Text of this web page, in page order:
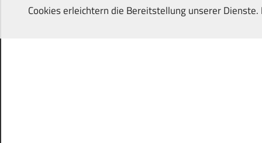
Zum
Cookies erleichtern die Bereitstellung unserer